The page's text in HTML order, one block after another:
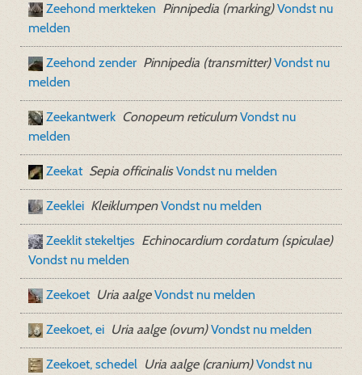
Zeehond merkteken Pinnipedia (marking) Vondst nu
melden
Zeehond zender Pinnipedia (transmitter) Vondst nu
melden
Zeekantwerk Conopeum reticulum Vondst nu
melden
Zeekat Sepia officinalis Vondst nu melden
Zeeklei Kleiklumpen Vondst nu melden
Zeeklit stekeltjes Echinocardium cordatum (spiculae)
Vondst nu melden
Zeekoet Uria aalge Vondst nu melden
Zeekoet, ei Uria aalge (ovum) Vondst nu melden
Zeekoet, schedel Uria aalge (cranium) Vondst nu